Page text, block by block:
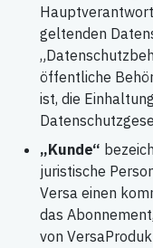
geltenden
öffentliche
ist, die
„Kunde“
juristische
Versa einen
das
von